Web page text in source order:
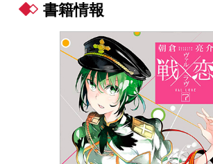
グッズ
会社情報 採用情報
書籍情報